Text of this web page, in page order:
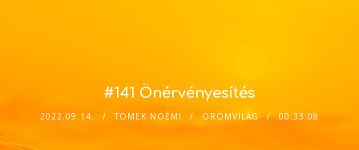
#141 Önérvényesítés
2022.09.14. TOMEK NOÉMI ÖRÖMVILÁG 00:33:08